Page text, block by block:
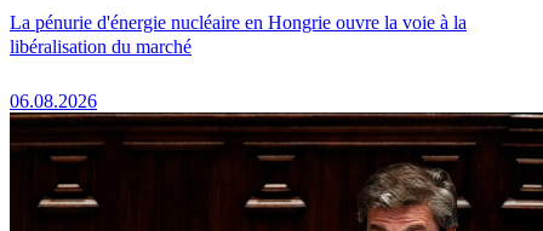
La pénurie d'énergie nucléaire en Hongrie ouvre la voie à la
libéralisation du marché
06.08.2026